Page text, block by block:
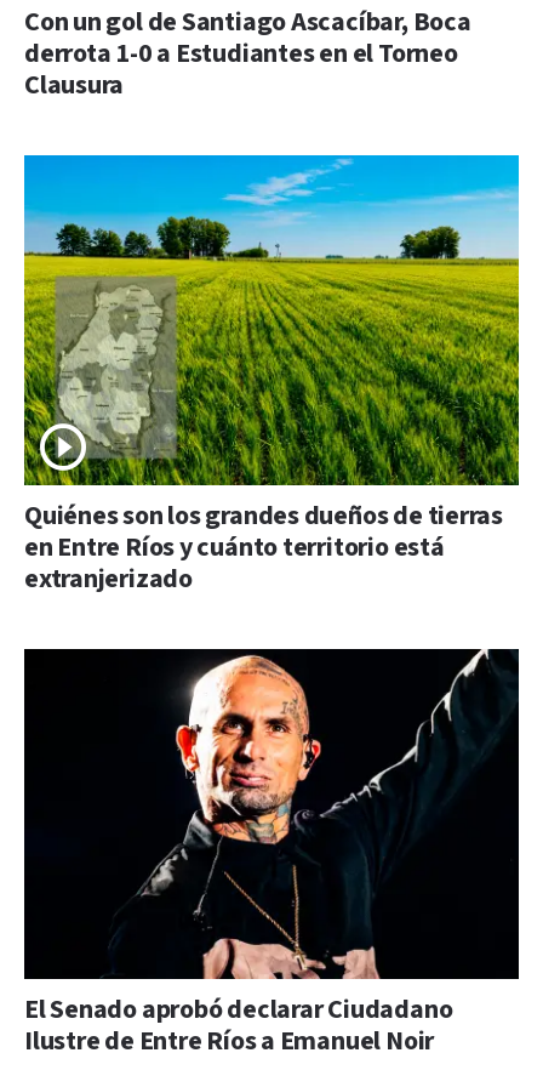
Con un gol de Santiago Ascacíbar, Boca
derrota 1-0 a Estudiantes en el Torneo
Clausura
Quiénes son los grandes dueños de tierras
en Entre Ríos y cuánto territorio está
extranjerizado
El Senado aprobó declarar Ciudadano
Ilustre de Entre Ríos a Emanuel Noir